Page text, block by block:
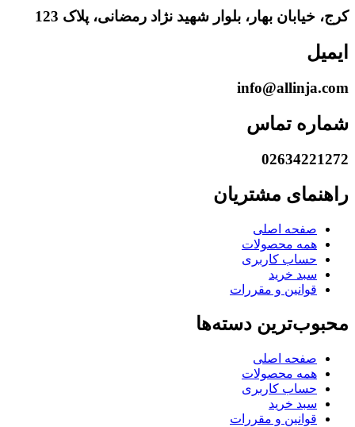
کرج، خیابان بهار، بلوار شهید نژاد رمضانی، پلاک 123
ایمیل
info@allinja.com
شماره تماس
02634221272
راهنمای مشتریان
صفحه اصلی
همه محصولات
حساب کاربری
سبد خرید
قوانین و مقررات
محبوب‌ترین دسته‌ها
صفحه اصلی
همه محصولات
حساب کاربری
سبد خرید
قوانین و مقررات